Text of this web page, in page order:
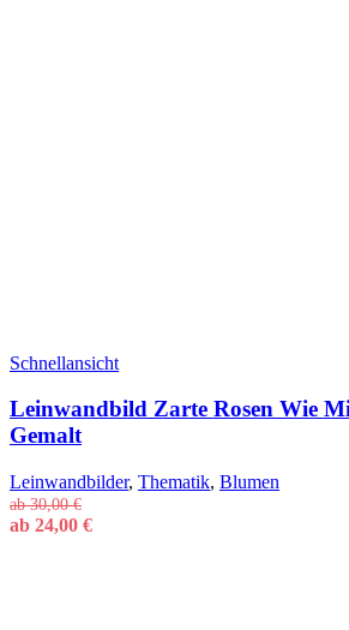
Schnellansicht
Leinwandbild Zarte Rosen Wie
Gemalt
Leinwandbilder, Thematik, Blumen
ab30,00€
ab 24,00 €